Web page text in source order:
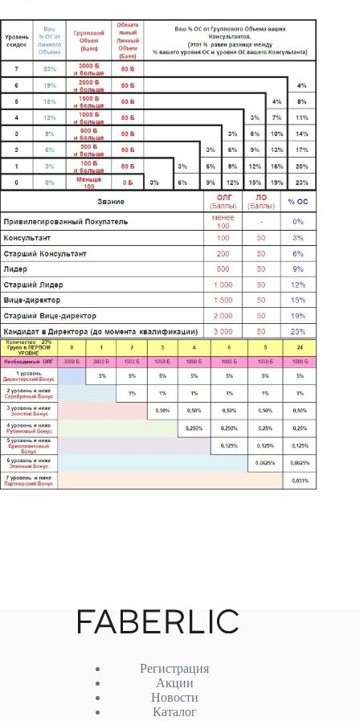
Регистрация
Акции
Новости
Каталог